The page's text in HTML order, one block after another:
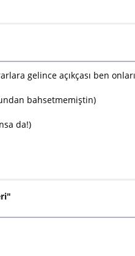
gelince açıkçası ben
bahsetmemiştin)
da!)